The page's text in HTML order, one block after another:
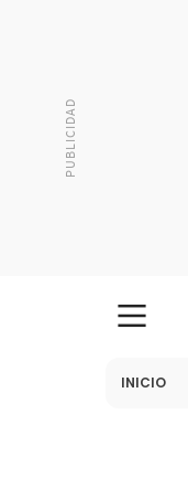
INICIO